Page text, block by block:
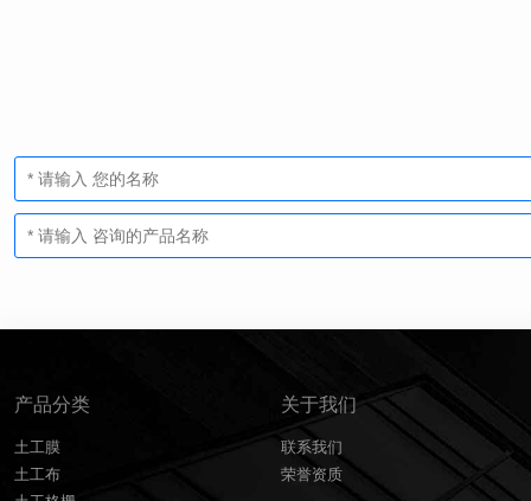
产品分类
土工膜
土工布
关于我们
联系我们
荣誉资质